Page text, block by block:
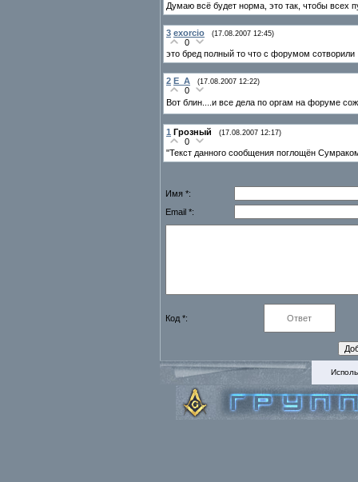
Думаю всё будет норма, это так, чтобы всех
3 exorcio (17.08.2007 12:45)
0
это бред полный то что с форумом сотворили
2 E_A (17.08.2007 12:22)
0
Вот блин....и все дела по оргам на форуме
1 Грозный (17.08.2007 12:17)
0
"Текст данного сообщения поглощён
Имя *:
Email *:
Код *: